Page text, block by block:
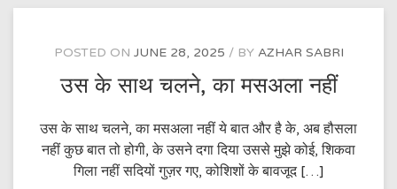
है
POSTED ON JUNE 28, 2025 BY AZHAR SABRI
उस के साथ चलने, का मसअला नहीं
उस के साथ चलने, का मसअला नहीं ये बात और है के, अब हौसला
नहीं कुछ बात तो होगी, के उसने दगा दिया उससे मुझे कोई, शिकवा
गिला नहीं सदियों गुज़र गए, कोशिशों के बावजूद […]